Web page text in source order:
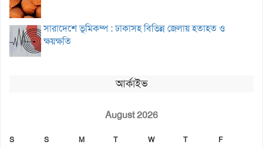
সারাদেশে ভূমিকম্প : ঢাকাসহ বিভিন্ন জেলায় হতাহত ও
ক্ষয়ক্ষতি
আর্কাইভ
August 2026
S S M T W T F